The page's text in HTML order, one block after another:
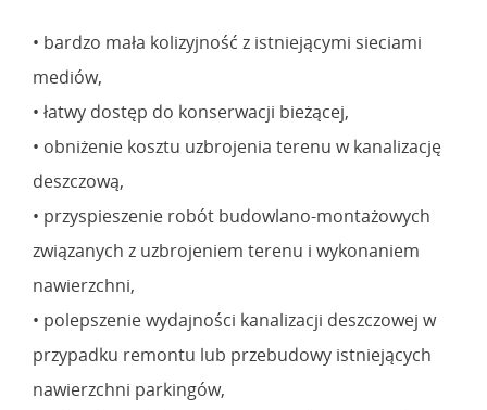
• bardzo mała kolizyjność z istniejącymi sieciami
mediów,
• łatwy dostęp do konserwacji bieżącej,
• obniżenie kosztu uzbrojenia terenu w kanalizację
deszczową,
• przyspieszenie robót budowlano-montażowych
związanych z uzbrojeniem terenu i wykonaniem
nawierzchni,
• polepszenie wydajności kanalizacji deszczowej w
przypadku remontu lub przebudowy istniejących
nawierzchni parkingów,